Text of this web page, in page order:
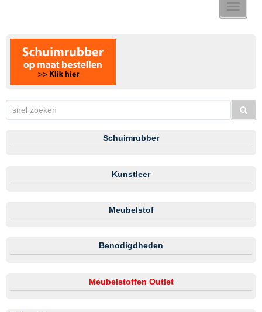
Toggle
Schuimrubber
Kunstleer
Meubelstof
Benodigdheden
Meubelstoffen Outlet